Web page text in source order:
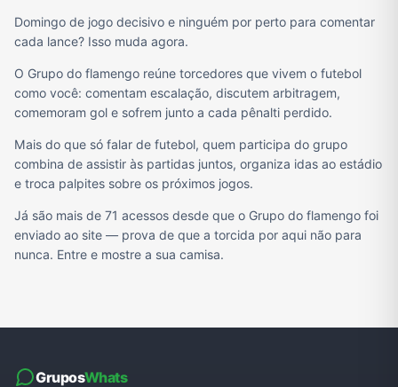
Domingo de jogo decisivo e ninguém por perto para comentar
cada lance? Isso muda agora.
O Grupo do flamengo reúne torcedores que vivem o futebol
como você: comentam escalação, discutem arbitragem,
comemoram gol e sofrem junto a cada pênalti perdido.
Mais do que só falar de futebol, quem participa do grupo
combina de assistir às partidas juntos, organiza idas ao estádio
e troca palpites sobre os próximos jogos.
Já são mais de 71 acessos desde que o Grupo do flamengo foi
enviado ao site — prova de que a torcida por aqui não para
nunca. Entre e mostre a sua camisa.
GruposWhats